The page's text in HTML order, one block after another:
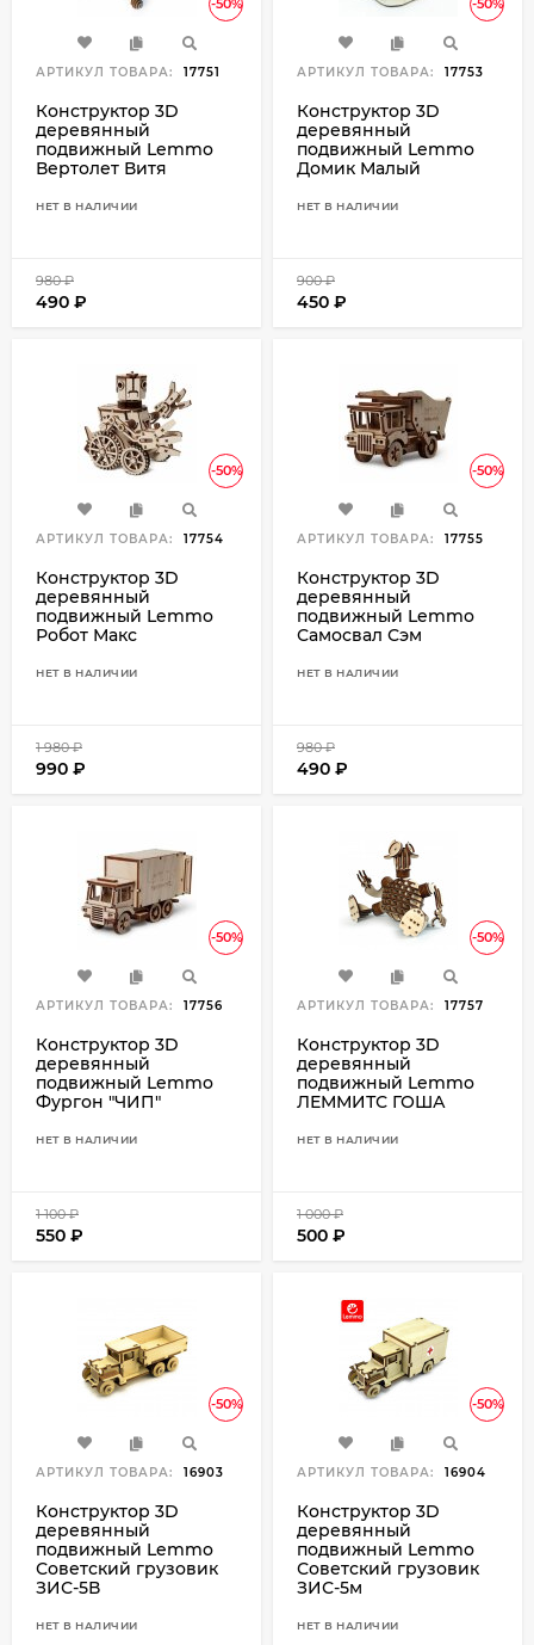
-50%
АРТИКУЛ ТОВАРА: 17751
Конструктор 3D
деревянный
подвижный Lemmo
Вертолет Витя
НЕТ В НАЛИЧИИ
980₽
490 ₽
-50%
АРТИКУЛ ТОВАРА: 17753
Конструктор 3D
деревянный
подвижный Lemmo
Домик Малый
НЕТ В НАЛИЧИИ
900₽
450 ₽
-50%
АРТИКУЛ ТОВАРА: 17754
Конструктор 3D
деревянный
подвижный Lemmo
Робот Макс
НЕТ В НАЛИЧИИ
1 980₽
990 ₽
-50%
АРТИКУЛ ТОВАРА: 17755
Конструктор 3D
деревянный
подвижный Lemmo
Самосвал Сэм
НЕТ В НАЛИЧИИ
980₽
490 ₽
-50%
АРТИКУЛ ТОВАРА: 17756
Конструктор 3D
деревянный
подвижный Lemmo
Фургон "ЧИП"
НЕТ В НАЛИЧИИ
1 100₽
550 ₽
-50%
АРТИКУЛ ТОВАРА: 17757
Конструктор 3D
деревянный
подвижный Lemmo
ЛЕММИТС ГОША
НЕТ В НАЛИЧИИ
1 000₽
500 ₽
-50%
АРТИКУЛ ТОВАРА: 16903
Конструктор 3D
деревянный
подвижный Lemmo
Советский грузовик
ЗИС-5В
НЕТ В НАЛИЧИИ
-50%
АРТИКУЛ ТОВАРА: 16904
Конструктор 3D
деревянный
подвижный Lemmo
Советский грузовик
ЗИС-5м
НЕТ В НАЛИЧИИ